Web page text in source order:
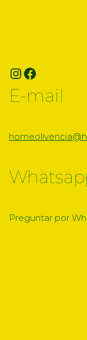
E-mail
Preguntar por